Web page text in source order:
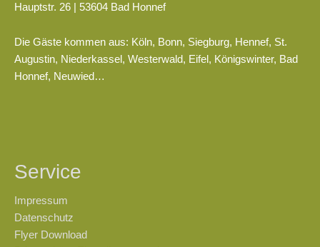
Hauptstr. 26 | 53604 Bad Honnef
Die Gäste kommen aus: Köln, Bonn, Siegburg, Hennef, St.
Augustin, Niederkassel, Westerwald, Eifel, Königswinter, Bad
Honnef, Neuwied…
Service
Impressum
Datenschutz
Flyer Download